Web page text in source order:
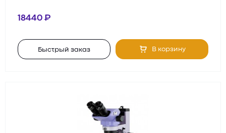
18440
Быстрый заказ В корзину